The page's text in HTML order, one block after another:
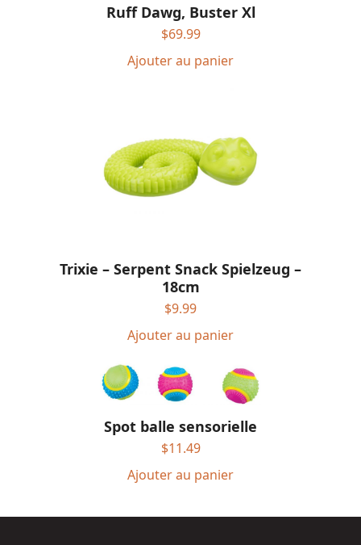
Ruff Dawg, Buster Xl
$69.99
Ajouter au panier
Trixie – Serpent Snack Spielzeug –
18cm
$9.99
Ajouter au panier
Spot balle sensorielle
$11.49
Ajouter au panier